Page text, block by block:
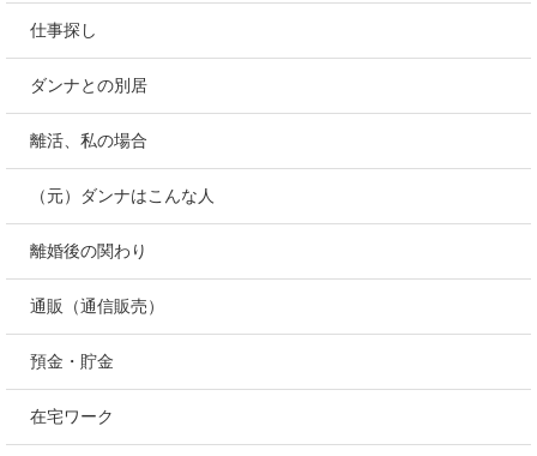
仕事探し
ダンナとの別居
離活、私の場合
（元）ダンナはこんな人
離婚後の関わり
通販（通信販売）
預金・貯金
在宅ワーク